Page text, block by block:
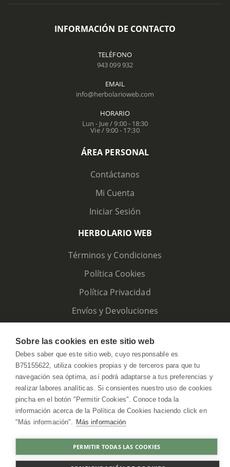
INFORMACIÓN DE CONTACTO
TELÉFONO
943 099 932
EMAIL
info@herbolarioweb.com
HORARIO
Lun - Jue / 9:00 - 18:30
Vie / 9:00 - 17:30
ÁREA PERSONAL
Contáctanos
Mi Cuenta
Iniciar Sesión
HERBOLARIO WEB
Términos y Condiciones
Política Cookies
Política Privacidad
Envíos y Devoluciones
HerbolarioWeb © 2026. All Rights Reserved
Sobre las cookies en este sitio web
Debes saber que este sitio web, cuyo responsable es
B75155622, utiliza cookies propias y de terceros para que tu
navegación sea óptima, así podrá adaptarse a tus preferencias y
realizar labores analíticas. Si consientes nuestro uso de cookies
pincha en el botón "Permitir Cookies". Conoce toda la
información acerca de la Política de Cookies haciendo click en
"Más información". Más información
PERMITIR TODAS LAS COOKIES